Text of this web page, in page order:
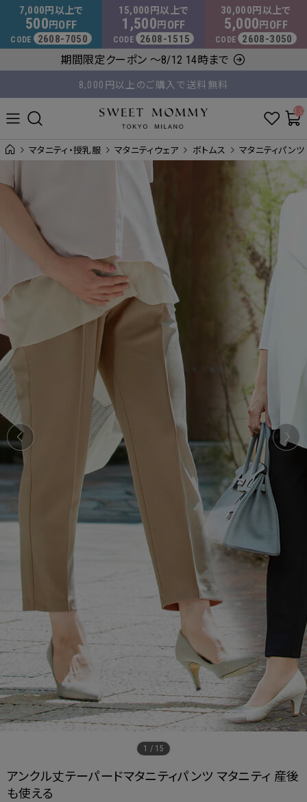
マタニティウェア・授乳服のスウィートマミー
7,000 円以上で
500 円 OFF
CODE 2608-7050
15,000 円以上で
1,500 円 OFF
CODE 2608-1515
30,000 円以上で
5,000 円 OFF
CODE 2608-3050
期間限定クーポン ～8/12 14時まで
8,000円以上のご購入で送料無料
マタニティ・授乳服 マタニティウェア ボトムス マタニティパンツ
1 / 15
アンクル丈テーパードマタニティパンツ マタニティ 産後
も使える